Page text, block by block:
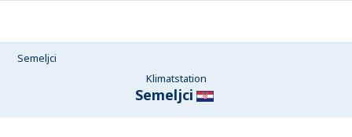
Semeljci
Klimatstation
Semeljci